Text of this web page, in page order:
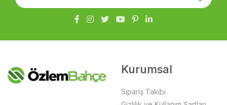
Kurumsal
Sipariş Takibi